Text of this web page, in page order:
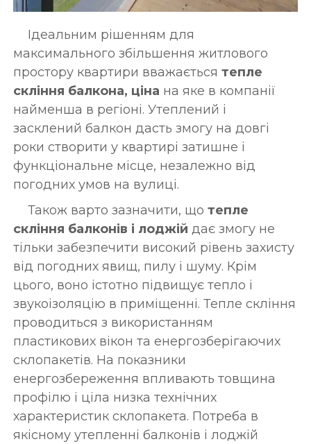
Ідеальним рішенням для
максимального збільшення житлового
простору квартири вважається тепле
скління балкона, ціна на яке в компанії
найменша в регіоні. Утеплений і
засклений балкон дасть змогу на довгі
роки створити у квартирі затишне і
функціональне місце, незалежно від
погодних умов на вулиці.
Також варто зазначити, що тепле
скління балконів і лоджій дає змогу не
тільки забезпечити високий рівень захисту
від погодних явищ, пилу і шуму. Крім
цього, воно істотно підвищує тепло і
звукоізоляцію в приміщенні. Тепле скління
проводиться з використанням
пластикових вікон та енергозберігаючих
склопакетів. На показники
енергозбереження впливають товщина
профілю і ціла низка технічних
характеристик склопакета. Потреба в
якісному утепленні балконів і лоджій